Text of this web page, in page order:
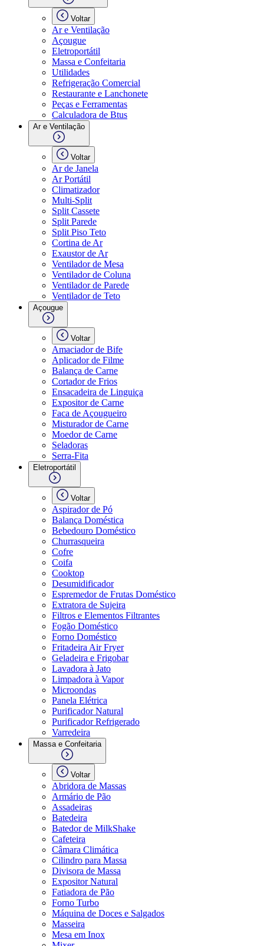
Voltar
Ar e Ventilação
Açougue
Eletroportátil
Massa e Confeitaria
Utilidades
Refrigeração Comercial
Restaurante e Lanchonete
Peças e Ferramentas
Calculadora de Btus
Ar e Ventilação
Voltar
Ar de Janela
Ar Portátil
Climatizador
Multi-Split
Split Cassete
Split Parede
Split Piso Teto
Cortina de Ar
Exaustor de Ar
Ventilador de Mesa
Ventilador de Coluna
Ventilador de Parede
Ventilador de Teto
Açougue
Voltar
Amaciador de Bife
Aplicador de Filme
Balança de Carne
Cortador de Frios
Ensacadeira de Linguiça
Expositor de Carne
Faca de Açougueiro
Misturador de Carne
Moedor de Carne
Seladoras
Serra-Fita
Eletroportátil
Voltar
Aspirador de Pó
Balança Doméstica
Bebedouro Doméstico
Churrasqueira
Cofre
Coifa
Cooktop
Desumidificador
Espremedor de Frutas Doméstico
Extratora de Sujeira
Filtros e Elementos Filtrantes
Fogão Doméstico
Forno Doméstico
Fritadeira Air Fryer
Geladeira e Frigobar
Lavadora à Jato
Limpadora à Vapor
Microondas
Panela Elétrica
Purificador Natural
Purificador Refrigerado
Varredeira
Massa e Confeitaria
Voltar
Abridora de Massas
Armário de Pão
Assadeiras
Batedeira
Batedor de MilkShake
Cafeteira
Câmara Climática
Cilindro para Massa
Divisora de Massa
Expositor Natural
Fatiadora de Pão
Forno Turbo
Máquina de Doces e Salgados
Masseira
Mesa em Inox